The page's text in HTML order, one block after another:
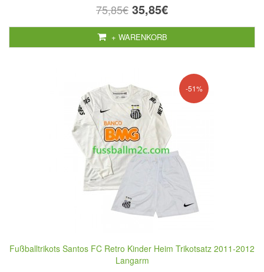
75,85€ 35,85€
+ WARENKORB
-51%
Fußballtrikots Santos FC Retro Kinder Heim Trikotsatz 2011-2012
Langarm